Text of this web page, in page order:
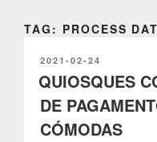
TAG: PROCESS
PUBLICADO
EM
2021-02-24
QUIOSQUES
DE
CÓMODAS